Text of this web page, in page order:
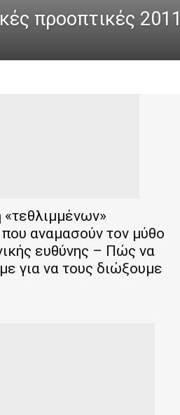
προοπτικές
αναμασούν τον μύθο
ευθύνης – Πώς να
για να τους διώξουμε